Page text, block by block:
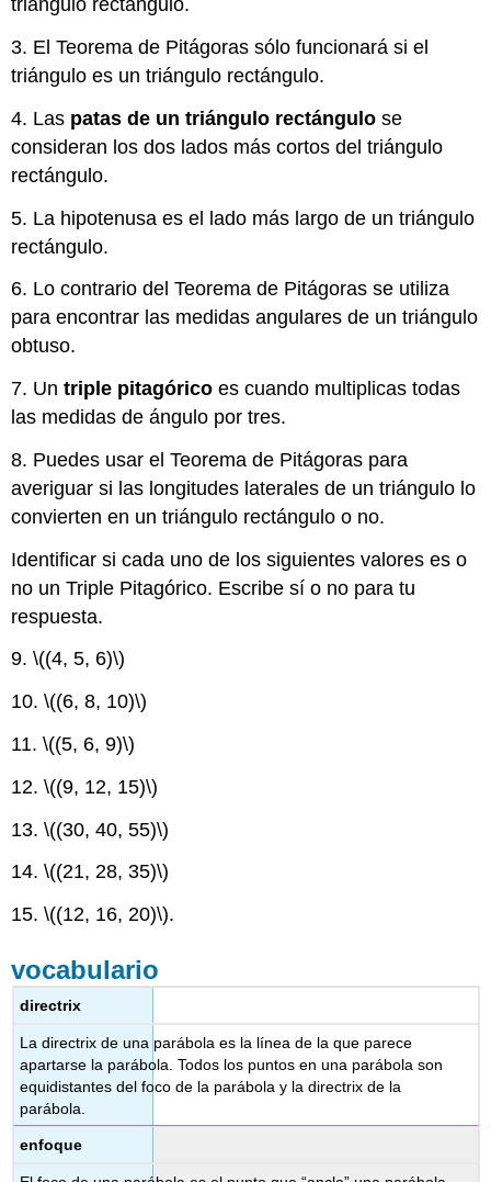
triángulo rectángulo.
3. El Teorema de Pitágoras sólo funcionará si el
triángulo es un triángulo rectángulo.
4. Las patas de un triángulo rectángulo se
consideran los dos lados más cortos del triángulo
rectángulo.
5. La hipotenusa es el lado más largo de un triángulo
rectángulo.
6. Lo contrario del Teorema de Pitágoras se utiliza
para encontrar las medidas angulares de un triángulo
obtuso.
7. Untriple pitagórico es cuando multiplicas todas
las medidas de ángulo por tres.
8. Puedes usar el Teorema de Pitágoras para
averiguar si las longitudes laterales de un triángulo lo
convierten en un triángulo rectángulo o no.
Identificar si cada uno de los siguientes valores es o
no un Triple Pitagórico. Escribe sí o no para tu
respuesta.
9.\((4, 5, 6)\)
10.\((6, 8, 10)\)
11.\((5, 6, 9)\)
12.\((9, 12, 15)\)
13.\((30, 40, 55)\)
14.\((21, 28, 35)\)
15.\((12, 16, 20)\).
vocabulario
directrix
La directrix de una parábola es la línea de la que parece
apartarse la parábola. Todos los puntos en una parábola son
equidistantes del foco de la parábola y la directrix de la
parábola.
enfoque